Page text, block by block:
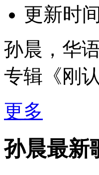
更新时
孙晨，华
专辑《刚
更多
孙晨最新